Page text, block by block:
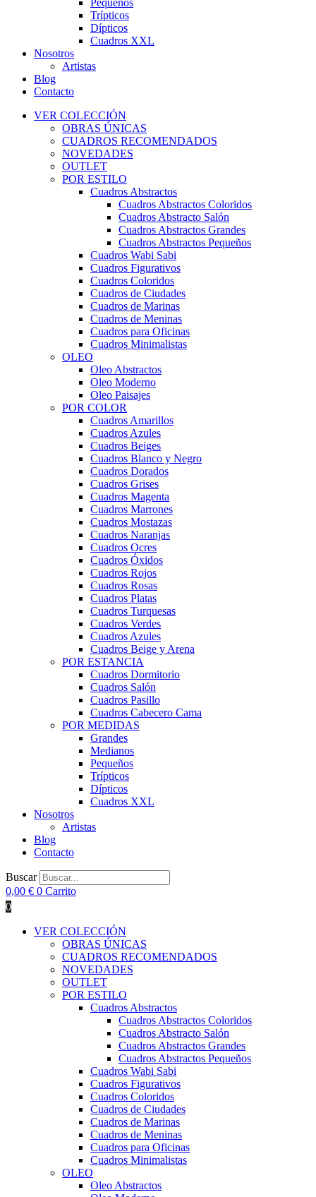
Pequeños
Trípticos
Dípticos
Cuadros XXL
Nosotros
Artistas
Blog
Contacto
VER COLECCIÓN
OBRAS ÚNICAS
CUADROS RECOMENDADOS
NOVEDADES
OUTLET
POR ESTILO
Cuadros Abstractos
Cuadros Abstractos Coloridos
Cuadros Abstracto Salón
Cuadros Abstractos Grandes
Cuadros Abstractos Pequeños
Cuadros Wabi Sabi
Cuadros Figurativos
Cuadros Coloridos
Cuadros de Ciudades
Cuadros de Marinas
Cuadros de Meninas
Cuadros para Oficinas
Cuadros Minimalistas
OLEO
Oleo Abstractos
Oleo Moderno
Oleo Paisajes
POR COLOR
Cuadros Amarillos
Cuadros Azules
Cuadros Beiges
Cuadros Blanco y Negro
Cuadros Dorados
Cuadros Grises
Cuadros Magenta
Cuadros Marrones
Cuadros Mostazas
Cuadros Naranjas
Cuadros Ocres
Cuadros Óxidos
Cuadros Rojos
Cuadros Rosas
Cuadros Platas
Cuadros Turquesas
Cuadros Verdes
Cuadros Azules
Cuadros Beige y Arena
POR ESTANCIA
Cuadros Dormitorio
Cuadros Salón
Cuadros Pasillo
Cuadros Cabecero Cama
POR MEDIDAS
Grandes
Medianos
Pequeños
Trípticos
Dípticos
Cuadros XXL
Nosotros
Artistas
Blog
Contacto
Buscar
0,00 € 0 Carrito
0
VER COLECCIÓN
OBRAS ÚNICAS
CUADROS RECOMENDADOS
NOVEDADES
OUTLET
POR ESTILO
Cuadros Abstractos
Cuadros Abstractos Coloridos
Cuadros Abstracto Salón
Cuadros Abstractos Grandes
Cuadros Abstractos Pequeños
Cuadros Wabi Sabi
Cuadros Figurativos
Cuadros Coloridos
Cuadros de Ciudades
Cuadros de Marinas
Cuadros de Meninas
Cuadros para Oficinas
Cuadros Minimalistas
OLEO
Oleo Abstractos